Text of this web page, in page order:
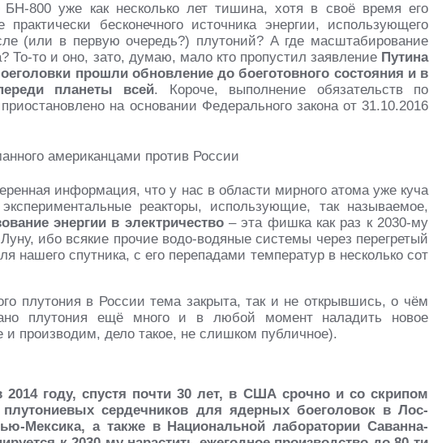
800 уже как несколько лет тишина, хотя в своё время его
бесконечного источника энергии, использующего
(или в первую очередь?) плутоний? А где масштабирование
То-то и оно, зато, думаю, мало кто пропустил заявление Путина
прошли обновление до боеготовного состояния и в
планеты всей. Короче, выполнение обязательств по
на основании Федерального закона от 31.10.2016
информация, что у нас в области мирного атома уже куча
реакторы, использующие, так называемое,
энергии в электричество– эта фишка как раз к 2030-му
ибо всякие прочие водо-водяные системы через перегретый
нашего спутника, с его перепадами температур в несколько сот
плутония в России тема закрыта, так и не открывшись, о чём
плутония ещё много и в любой момент наладить новое
производим, дело такое, не слишком публичное).
году, спустя почти 30 лет, в США срочно и со скрипом
плутониевых сердечников для ядерных боеголовок в Лос-
Мексика, а также в Национальной лаборатории Саванна-